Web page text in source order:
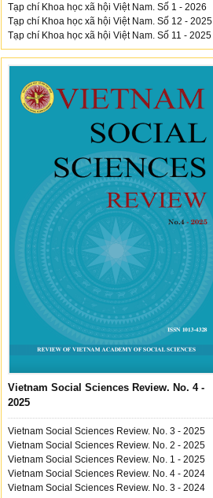
Tạp chí Khoa học xã hội Việt Nam. Số 1 - 2026
Tạp chí Khoa học xã hội Việt Nam. Số 12 - 2025
Tạp chí Khoa học xã hội Việt Nam. Số 11 - 2025
Vietnam Social Sciences Review. No. 4 -
2025
Vietnam Social Sciences Review. No. 3 - 2025
Vietnam Social Sciences Review. No. 2 - 2025
Vietnam Social Sciences Review. No. 1 - 2025
Vietnam Social Sciences Review. No. 4 - 2024
Vietnam Social Sciences Review. No. 3 - 2024